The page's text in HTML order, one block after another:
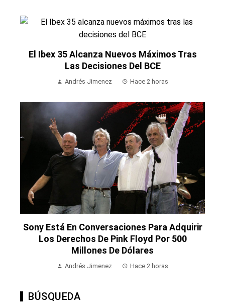
El Ibex 35 Alcanza Nuevos Máximos Tras
Las Decisiones Del BCE
Andrés Jimenez Hace 2 horas
Sony Está En Conversaciones Para Adquirir
Los Derechos De Pink Floyd Por 500
Millones De Dólares
Andrés Jimenez Hace 2 horas
BÚSQUEDA